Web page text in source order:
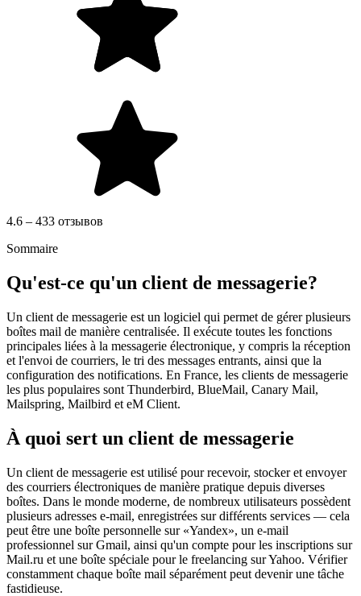
4.6 – 433 отзывов
Sommaire
Qu'est-ce qu'un client de messagerie?
Un client de messagerie est un logiciel qui permet de gérer plusieurs
boîtes mail de manière centralisée. Il exécute toutes les fonctions
principales liées à la messagerie électronique, y compris la réception
et l'envoi de courriers, le tri des messages entrants, ainsi que la
configuration des notifications. En France, les clients de messagerie
les plus populaires sont Thunderbird, BlueMail, Canary Mail,
Mailspring, Mailbird et eM Client.
À quoi sert un client de messagerie
Un client de messagerie est utilisé pour recevoir, stocker et envoyer
des courriers électroniques de manière pratique depuis diverses
boîtes. Dans le monde moderne, de nombreux utilisateurs possèdent
plusieurs adresses e-mail, enregistrées sur différents services — cela
peut être une boîte personnelle sur «Yandex», un e-mail
professionnel sur Gmail, ainsi qu'un compte pour les inscriptions sur
Mail.ru et une boîte spéciale pour le freelancing sur Yahoo. Vérifier
constamment chaque boîte mail séparément peut devenir une tâche
fastidieuse.